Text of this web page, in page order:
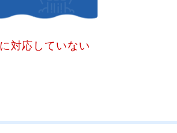
対応していない